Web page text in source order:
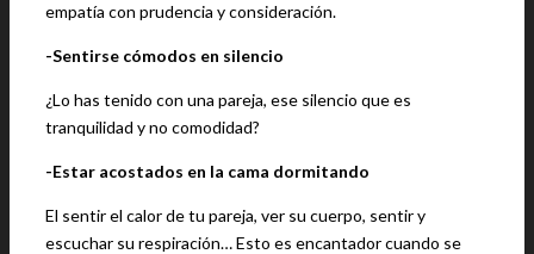
empatía con prudencia y consideración.
-Sentirse cómodos en silencio
¿Lo has tenido con una pareja, ese silencio que es
tranquilidad y no comodidad?
-Estar acostados en la cama dormitando
El sentir el calor de tu pareja, ver su cuerpo, sentir y
escuchar su respiración… Esto es encantador cuando se